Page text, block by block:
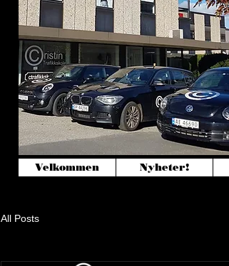
Velkommen Nyheter!
All Posts